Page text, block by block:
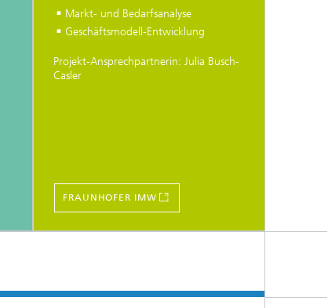
Markt- und Bedarfsanalyse
Geschäftsmodell-Entwicklung
Projekt-Ansprechpartnerin: Julia Busch-
Casler
FRAUNHOFER IMW